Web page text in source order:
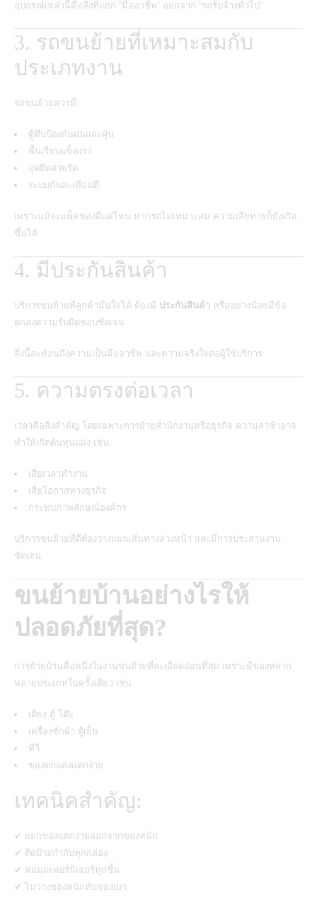
อุปกรณ์เหล่านี้คือสิ่งที่แยก “มืออาชีพ” ออกจาก “รถรับจ้างทั่วไป”
3. รถขนย้ายที่เหมาะสมกับ
ประเภทงาน
รถขนย้ายควรมี:
ตู้ทึบป้องกันฝนและฝุ่น
พื้นเรียบแข็งแรง
จุดยึดสายรัด
ระบบกันสะเทือนดี
เพราะแม้จะแพ็คของดีแค่ไหน หากรถไม่เหมาะสม ความเสียหายก็ยังเกิด
ขึ้นได้
4. มีประกันสินค้า
บริการขนย้ายที่ลูกค้ามั่นใจได้ ต้องมี ประกันสินค้า หรืออย่างน้อยมีข้อ
ตกลงความรับผิดชอบชัดเจน
สิ่งนี้สะท้อนถึงความเป็นมืออาชีพ และความจริงใจต่อผู้ใช้บริการ
5. ความตรงต่อเวลา
เวลาคือสิ่งสำคัญ โดยเฉพาะการย้ายสำนักงานหรือธุรกิจ ความล่าช้าอาจ
ทำให้เกิดต้นทุนแฝง เช่น
เสียเวลาทำงาน
เสียโอกาสทางธุรกิจ
กระทบภาพลักษณ์องค์กร
บริการขนย้ายที่ดีต้องวางแผนเส้นทางล่วงหน้า และมีการประสานงาน
ชัดเจน
ขนย้ายบ้านอย่างไรให้
ปลอดภัยที่สุด?
การย้ายบ้านคือหนึ่งในงานขนย้ายที่ละเอียดอ่อนที่สุด เพราะมีของหลาก
หลายประเภทในครั้งเดียว เช่น
เตียง ตู้ โต๊ะ
เครื่องซักผ้า ตู้เย็น
ทีวี
ของตกแต่งแตกง่าย
เทคนิคสำคัญ:
✔ แยกของแตกง่ายออกจากของหนัก
✔ ติดป้ายกำกับทุกกล่อง
✔ ห่อมุมเฟอร์นิเจอร์ทุกชิ้น
✔ ไม่วางของหนักทับของเบา